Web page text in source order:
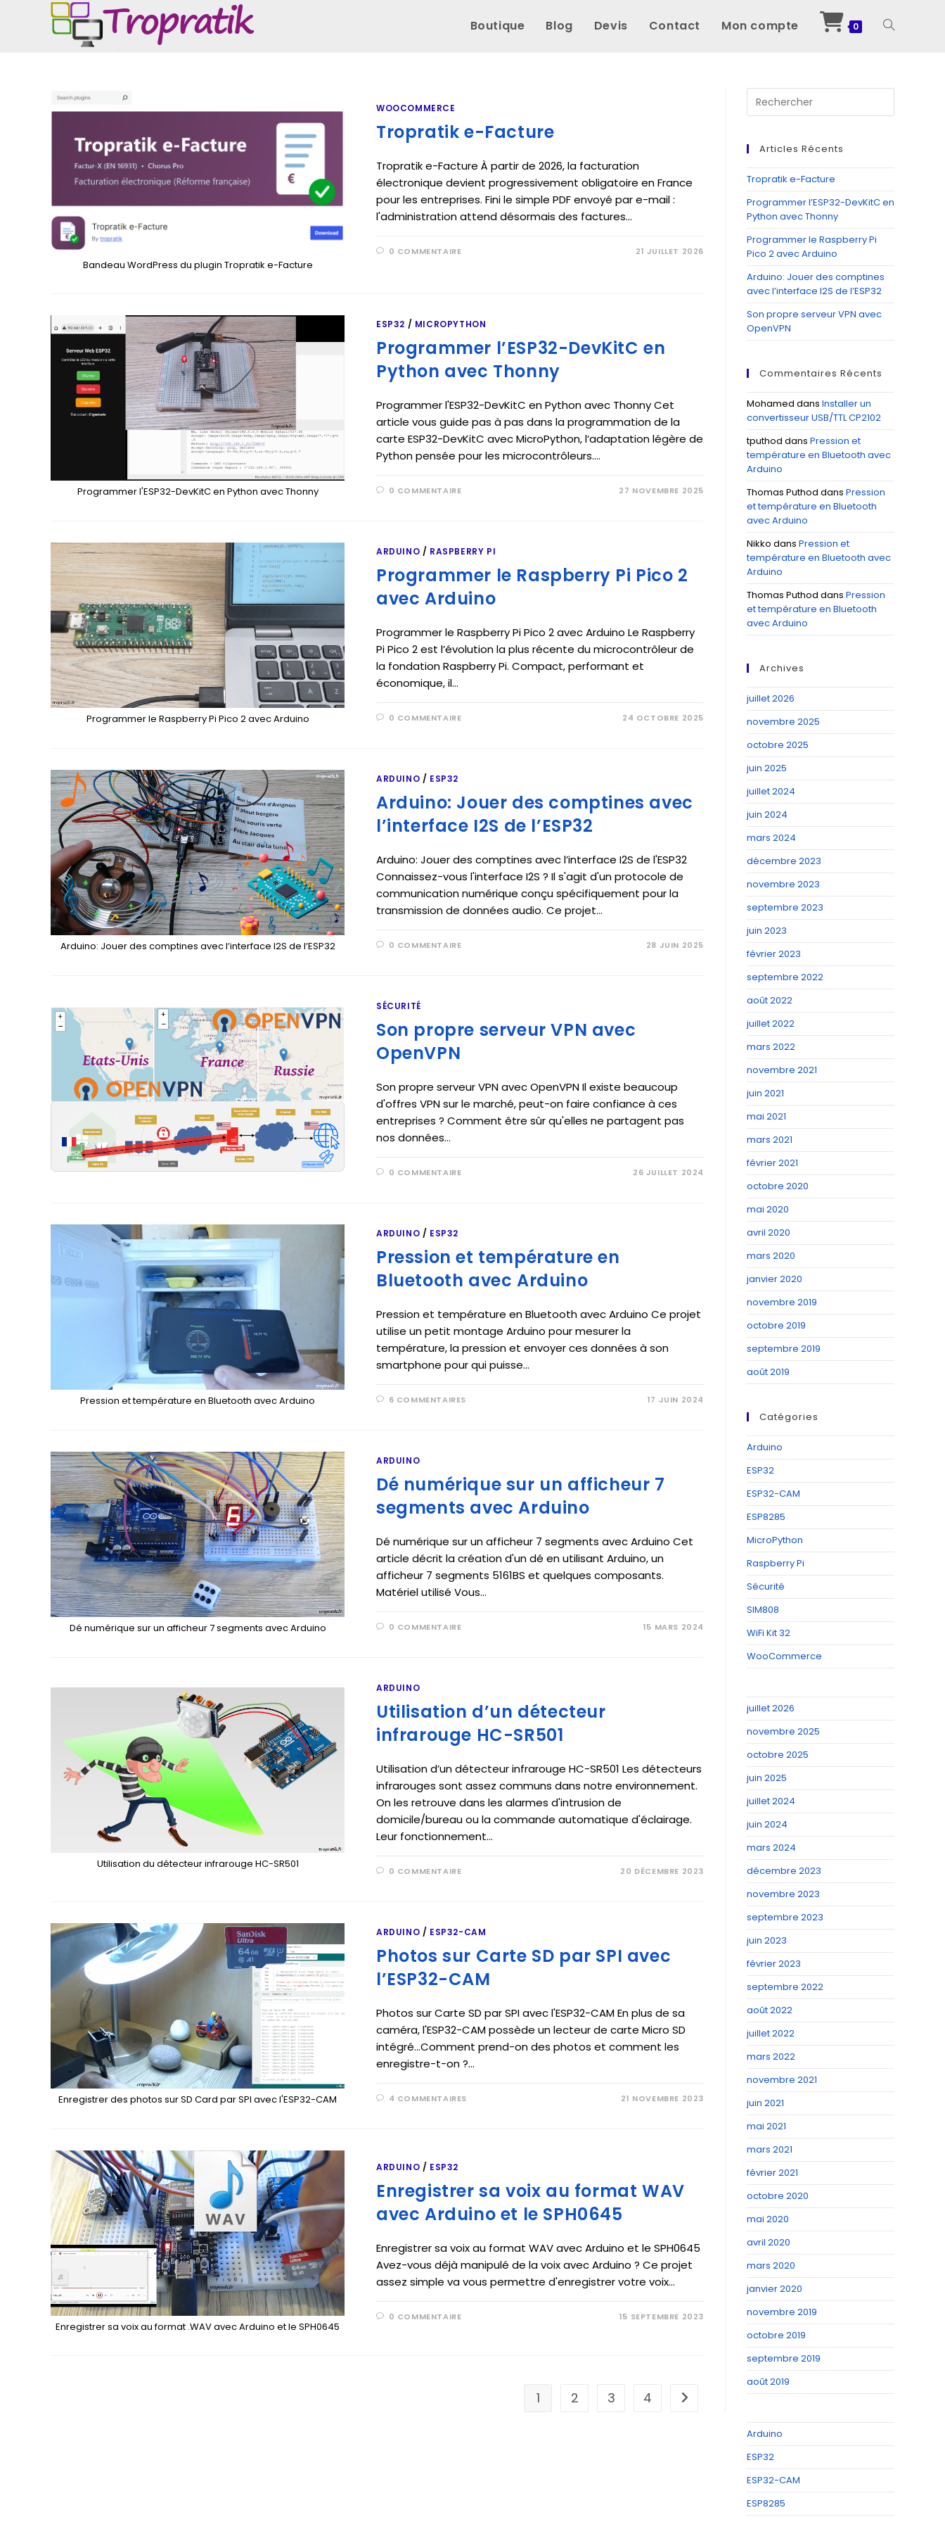
Boutique Blog Devis Contact Mon compte 0 Toggle
Bandeau WordPress du plugin Tropratik e-Facture
WOOCOMMERCE
Tropratik e-Facture
Tropratik e-Facture À partir de 2026, la facturation
électronique devient progressivement obligatoire en France
pour les entreprises. Fini le simple PDF envoyé par e-mail :
l'administration attend désormais des factures…
0 COMMENTAIRE 21 JUILLET 2026
Programmer l'ESP32-DevKitC en Python avec Thonny
ESP32 / MICROPYTHON
Programmer l’ESP32-DevKitC en
Python avec Thonny
Programmer l'ESP32-DevKitC en Python avec Thonny Cet
article vous guide pas à pas dans la programmation de la
carte ESP32-DevKitC avec MicroPython, l’adaptation légère de
Python pensée pour les microcontrôleurs.…
0 COMMENTAIRE 27 NOVEMBRE 2025
Programmer le Raspberry Pi Pico 2 avec Arduino
ARDUINO / RASPBERRY PI
Programmer le Raspberry Pi Pico 2
avec Arduino
Programmer le Raspberry Pi Pico 2 avec Arduino Le Raspberry
Pi Pico 2 est l’évolution la plus récente du microcontrôleur de
la fondation Raspberry Pi. Compact, performant et
économique, il…
0 COMMENTAIRE 24 OCTOBRE 2025
Arduino: Jouer des comptines avec l’interface I2S de l’ESP32
ARDUINO / ESP32
Arduino: Jouer des comptines avec
l’interface I2S de l’ESP32
Arduino: Jouer des comptines avec l’interface I2S de l'ESP32
Connaissez-vous l'interface I2S ? Il s'agit d'un protocole de
communication numérique conçu spécifiquement pour la
transmission de données audio. Ce projet…
0 COMMENTAIRE 28 JUIN 2025
SÉCURITÉ
Son propre serveur VPN avec
OpenVPN
Son propre serveur VPN avec OpenVPN Il existe beaucoup
d'offres VPN sur le marché, peut-on faire confiance à ces
entreprises ? Comment être sûr qu'elles ne partagent pas
nos données…
0 COMMENTAIRE 26 JUILLET 2024
Pression et température en Bluetooth avec Arduino
ARDUINO / ESP32
Pression et température en
Bluetooth avec Arduino
Pression et température en Bluetooth avec Arduino Ce projet
utilise un petit montage Arduino pour mesurer la
température, la pression et envoyer ces données à son
smartphone pour qui puisse…
6 COMMENTAIRES 17 JUIN 2024
Dé numérique sur un afficheur 7 segments avec Arduino
ARDUINO
Dé numérique sur un afficheur 7
segments avec Arduino
Dé numérique sur un afficheur 7 segments avec Arduino Cet
article décrit la création d'un dé en utilisant Arduino, un
afficheur 7 segments 5161BS et quelques composants.
Matériel utilisé Vous…
0 COMMENTAIRE 15 MARS 2024
Utilisation du détecteur infrarouge HC-SR501
ARDUINO
Utilisation d’un détecteur
infrarouge HC-SR501
Utilisation d’un détecteur infrarouge HC-SR501 Les détecteurs
infrarouges sont assez communs dans notre environnement.
On les retrouve dans les alarmes d'intrusion de
domicile/bureau ou la commande automatique d'éclairage.
Leur fonctionnement…
0 COMMENTAIRE 20 DÉCEMBRE 2023
Enregistrer des photos sur SD Card par SPI avec l'ESP32-CAM
ARDUINO / ESP32-CAM
Photos sur Carte SD par SPI avec
l’ESP32-CAM
Photos sur Carte SD par SPI avec l'ESP32-CAM En plus de sa
caméra, l'ESP32-CAM possède un lecteur de carte Micro SD
intégré...Comment prend-on des photos et comment les
enregistre-t-on ?…
4 COMMENTAIRES 21 NOVEMBRE 2023
Enregistrer sa voix au format .WAV avec Arduino et le SPH0645
ARDUINO / ESP32
Enregistrer sa voix au format WAV
avec Arduino et le SPH0645
Enregistrer sa voix au format WAV avec Arduino et le SPH0645
Avez-vous déjà manipulé de la voix avec Arduino ? Ce projet
assez simple va vous permettre d'enregistrer votre voix…
0 COMMENTAIRE 15 SEPTEMBRE 2023
1 2 3 4 Aller à la page suivante
Articles Récents
Tropratik e-Facture
Programmer l’ESP32-DevKitC en
Python avec Thonny
Programmer le Raspberry Pi
Pico 2 avec Arduino
Arduino: Jouer des comptines
avec l’interface I2S de l’ESP32
Son propre serveur VPN avec
OpenVPN
Commentaires Récents
Mohamed dans Installer un
convertisseur USB/TTL CP2102
tputhod dans Pression et
température en Bluetooth avec
Arduino
Thomas Puthod dans Pression
et température en Bluetooth
avec Arduino
Nikko dans Pression et
température en Bluetooth avec
Arduino
Thomas Puthod dans Pression
et température en Bluetooth
avec Arduino
Archives
juillet 2026
novembre 2025
octobre 2025
juin 2025
juillet 2024
juin 2024
mars 2024
décembre 2023
novembre 2023
septembre 2023
juin 2023
février 2023
septembre 2022
août 2022
juillet 2022
mars 2022
novembre 2021
juin 2021
mai 2021
mars 2021
février 2021
octobre 2020
mai 2020
avril 2020
mars 2020
janvier 2020
novembre 2019
octobre 2019
septembre 2019
août 2019
Catégories
Arduino
ESP32
ESP32-CAM
ESP8285
MicroPython
Raspberry Pi
Sécurité
SIM808
WiFi Kit 32
WooCommerce
juillet 2026
novembre 2025
octobre 2025
juin 2025
juillet 2024
juin 2024
mars 2024
décembre 2023
novembre 2023
septembre 2023
juin 2023
février 2023
septembre 2022
août 2022
juillet 2022
mars 2022
novembre 2021
juin 2021
mai 2021
mars 2021
février 2021
octobre 2020
mai 2020
avril 2020
mars 2020
janvier 2020
novembre 2019
octobre 2019
septembre 2019
août 2019
Arduino
ESP32
ESP32-CAM
ESP8285